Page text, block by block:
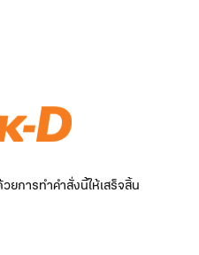
การทำคำสั่งนี้ให้เสร็จสิ้น